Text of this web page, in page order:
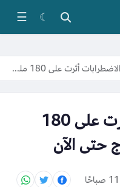
☾
☰
أثرت على 180 مليون برميل من الإنتاج حتى الآن
أرامكو: الاضطرابات أثرت على 180
حتى الآن